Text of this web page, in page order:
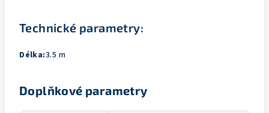
Technické parametry:
Délka:3.5 m
Doplňkové parametry